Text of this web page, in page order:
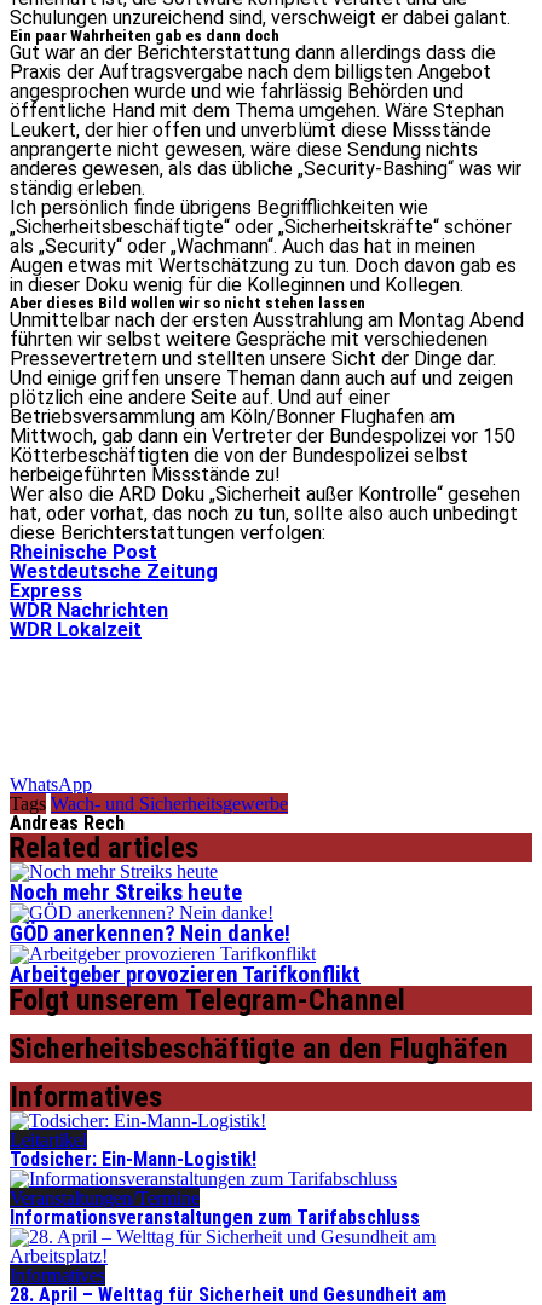
Schulungen unzureichend sind, verschweigt er dabei galant.
Ein paar Wahrheiten gab es dann doch
Gut war an der Berichterstattung dann allerdings dass die
Praxis der Auftragsvergabe nach dem billigsten Angebot
angesprochen wurde und wie fahrlässig Behörden und
öffentliche Hand mit dem Thema umgehen. Wäre Stephan
Leukert, der hier offen und unverblümt diese Missstände
anprangerte nicht gewesen, wäre diese Sendung nichts
anderes gewesen, als das übliche „Security-Bashing“ was wir
ständig erleben.
Ich persönlich finde übrigens Begrifflichkeiten wie
„Sicherheitsbeschäftigte“ oder „Sicherheitskräfte“ schöner
als „Security“ oder „Wachmann“. Auch das hat in meinen
Augen etwas mit Wertschätzung zu tun. Doch davon gab es
in dieser Doku wenig für die Kolleginnen und Kollegen.
Aber dieses Bild wollen wir so nicht stehen lassen
Unmittelbar nach der ersten Ausstrahlung am Montag Abend
führten wir selbst weitere Gespräche mit verschiedenen
Pressevertretern und stellten unsere Sicht der Dinge dar.
Und einige griffen unsere Theman dann auch auf und zeigen
plötzlich eine andere Seite auf. Und auf einer
Betriebsversammlung am Köln/Bonner Flughafen am
Mittwoch, gab dann ein Vertreter der Bundespolizei vor 150
Kötterbeschäftigten die von der Bundespolizei selbst
herbeigeführten Missstände zu!
Wer also die ARD Doku „Sicherheit außer Kontrolle“ gesehen
hat, oder vorhat, das noch zu tun, sollte also auch unbedingt
diese Berichterstattungen verfolgen:
Rheinische Post
Westdeutsche Zeitung
Express
WDR Nachrichten
WDR Lokalzeit
WhatsApp
Tags Wach- und Sicherheitsgewerbe
Andreas Rech
Related articles
Noch mehr Streiks heute
GÖD anerkennen? Nein danke!
Arbeitgeber provozieren Tarifkonflikt
Folgt unserem Telegram-Channel
Sicherheitsbeschäftigte an den Flughäfen
Informatives
Leitartikel
Todsicher: Ein-Mann-Logistik!
Veranstaltungen/Termine
Informationsveranstaltungen zum Tarifabschluss
Informatives
28. April – Welttag für Sicherheit und Gesundheit am